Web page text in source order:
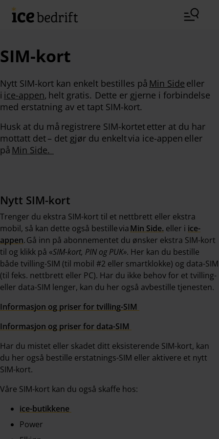
Hopp til hovedinnhold (Trykk Enter)
SIM-kort
Nytt SIM-kort kan enkelt bestilles på Min Side eller
i ice-appen, helt gratis. Dette er gjerne i forbindelse
med erstatning av et tapt SIM-kort.
Husk at du må registrere SIM-kortet etter at du har
mottatt det – det gjør du enkelt via ice-appen eller
på Min Side.
Nytt SIM-kort
Trenger du ekstra SIM-kort til et nettbrett eller ekstra
mobil, så kan dette også bestille viaMin Side. eller i ice-
appen. Gå inn på abonnementet du ønsker ekstra SIM-kort
til og klikk på «SIM-kort, PIN og PUK». Her kan du bestille
både tvilling-SIM (til mobil #2 eller smartklokke) og data-SIM
(til feks. nettbrett eller PC). Har du ikke behov for et tvilling-
eller data-SIM lenger, kan du her også avbestille tjenesten.
Informasjon og priser for tvilling-SIM
Informasjon og priser for data-SIM
Har du mistet eller skadet ditt eksisterende SIM-kort, kan
du her også bestille erstatnings-SIM eller aktivere et nytt
SIM-kort.
Våre SIM-kort kan du også skaffe hos:
ice-butikkene
Power